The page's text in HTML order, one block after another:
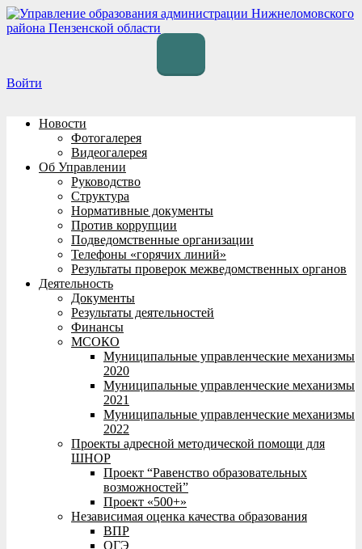
Перейти
к
Войти
Новости
Фотогалерея
Видеогалерея
Об Управлении
Руководство
Структура
Нормативные документы
Против коррупции
Подведомственные организации
Телефоны «горячих линий»
Результаты проверок межведомственных органов
Деятельность
Документы
Результаты деятельностей
Финансы
МСОКО
Муниципальные управленческие механизмы
2020
Муниципальные управленческие механизмы
2021
Муниципальные управленческие механизмы
2022
Проекты адресной методической помощи для
ШНОР
Проект “Равенство образовательных
возможностей”
Проект «500+»
Независимая оценка качества образования
ВПР
ОГЭ